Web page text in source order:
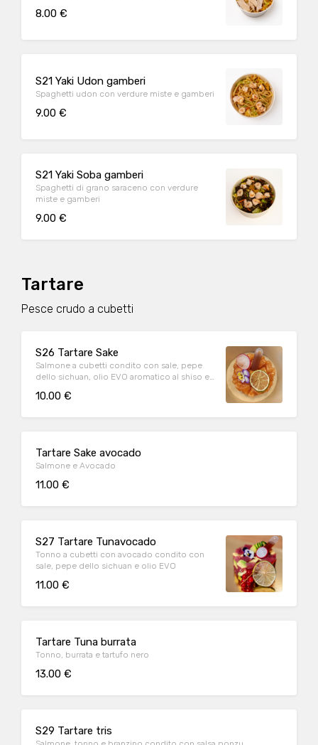
8.00 €
S21 Yaki Udon gamberi
Spaghetti udon con verdure miste e gamberi
9.00 €
S21 Yaki Soba gamberi
Spaghetti di grano saraceno con verdure
miste e gamberi
9.00 €
Tartare
Pesce crudo a cubetti
S26 Tartare Sake
Salmone a cubetti condito con sale, pepe
dello sichuan, olio EVO aromatico al shiso e
10.00 €
Tartare Sake avocado
Salmone e Avocado
11.00 €
S27 Tartare Tunavocado
Tonno a cubetti con avocado condito con
sale, pepe dello sichuan e olio EVO
11.00 €
Tartare Tuna burrata
Tonno, burrata e tartufo nero
13.00 €
S29 Tartare tris